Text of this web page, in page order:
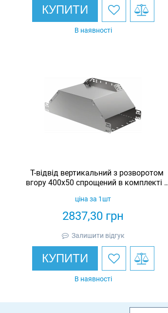
КУПИТИ
В наявності
Т-відвід вертикальний з розворотом
вгору 400х50 спрощений в комплекті з
2837,30 грн
ціна за 1шт
Залишити відгук
КУПИТИ
В наявності